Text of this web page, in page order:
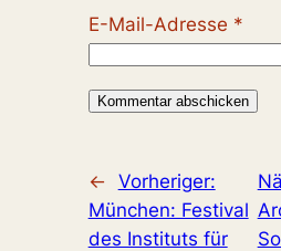
E-Mail-Adresse *
← Vorheriger:
München: Festival
des Instituts für